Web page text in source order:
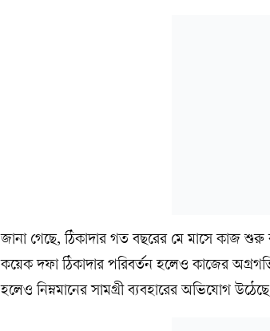
জানা গেছে, ঠিকাদার গত বছরের মে মাসে কাজ
কয়েক দফা ঠিকাদার পরিবর্তন হলেও কাজের
হলেও নিম্নমানের সামগ্রী ব্যবহারের অভিযোগ